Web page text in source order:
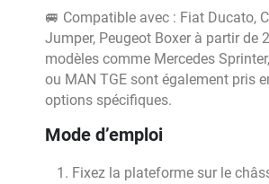
🚐 Compatible avec : Fiat Ducato,
Jumper, Peugeot Boxer à partir de
modèles comme Mercedes
ou MAN TGE sont également pris
options spécifiques.
Mode d’emploi
Fixez la plateforme sur le